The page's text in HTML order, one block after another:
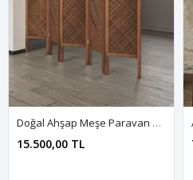
Doğal Ahşap Meşe Paravan Seperatör Oda Bölme
15.500,00 TL